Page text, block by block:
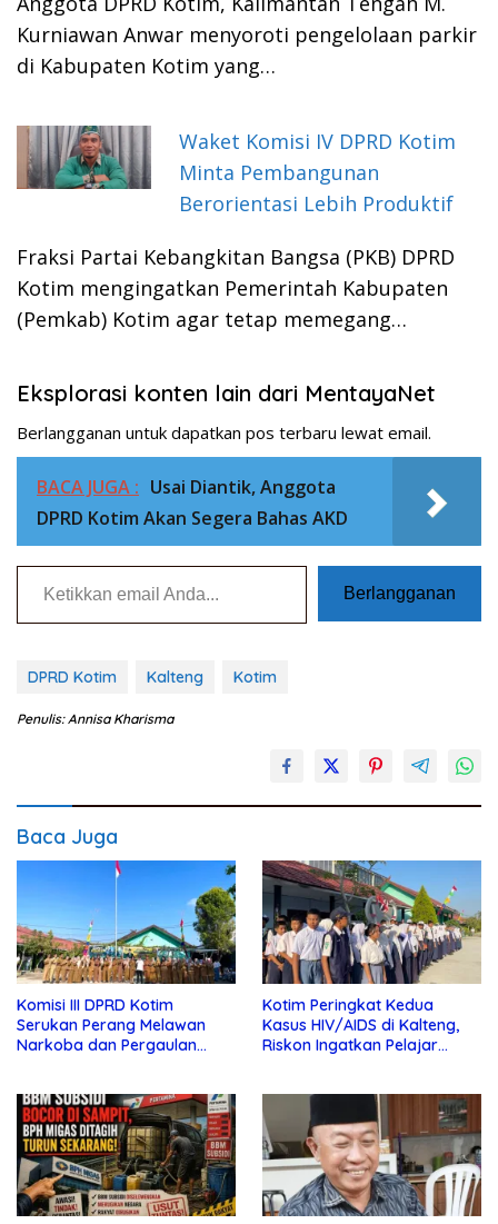
Kurniawan Anwar menyoroti pengelolaan parkir
di Kabupaten Kotim yang…
Waket Komisi IV DPRD Kotim
Minta Pembangunan
Berorientasi Lebih Produktif
Fraksi Partai Kebangkitan Bangsa (PKB) DPRD
Kotim mengingatkan Pemerintah Kabupaten
(Pemkab) Kotim agar tetap memegang…
Eksplorasi konten lain dari MentayaNet
Berlangganan untuk dapatkan pos terbaru lewat email.
BACA JUGA : Usai Diantik, Anggota
DPRD Kotim Akan Segera Bahas AKD
Ketikkan email Anda...
Berlangganan
DPRD Kotim Kalteng Kotim
Penulis: Annisa Kharisma
Baca Juga
Komisi III DPRD Kotim
Serukan Perang Melawan
Narkoba dan Pergaulan
Kotim Peringkat Kedua
Kasus HIV/AIDS di Kalteng,
Riskon Ingatkan Pelajar